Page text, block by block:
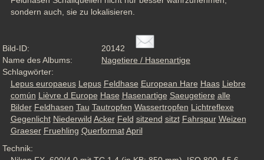
sondern auch, sie zu lokalisieren.
Bild-ID:
20142
Name des Albums:
Nagetiere / Hasenartige
Schlagwörter:
Lepus europaeus Lepus Feldhase European Hare Haas Liebre
común Lièvre d Europe Hase Hasenartige Saeugetiere alle
Bilder Feldhasen Tau Tautropfen Wassertropfen Lichtreflexe
Gegenlicht Niederwild Acker Feld sitzend sitzt Fahrspur Weizen
Graeser Fruehling Querformat April
Technik: